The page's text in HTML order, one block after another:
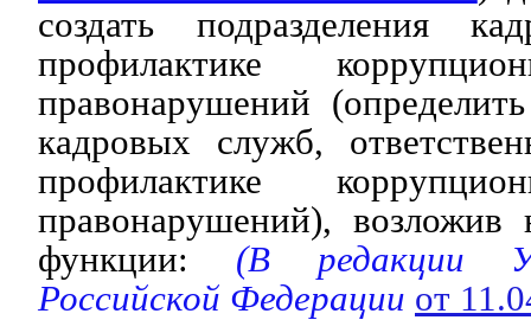
создать подразделения
профилактике
правонарушений
кадровых служб,
профилактике
правонарушений),
функции: (В редакции
Российской Федерации от